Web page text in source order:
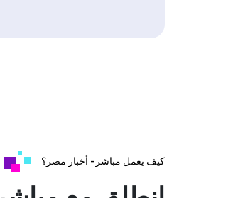
كيف يعمل مباشر - أخبار مصر؟